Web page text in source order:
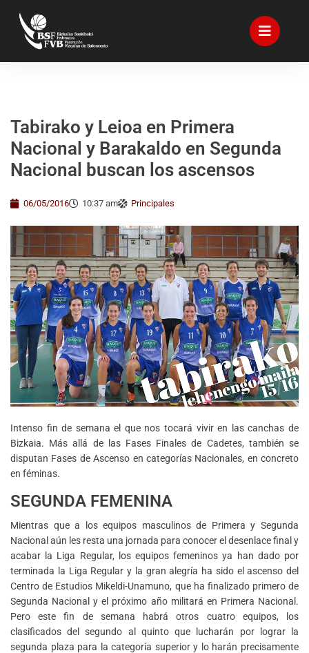
Tabirako y Leioa en Primera
Nacional y Barakaldo en Segunda
Nacional buscan los ascensos
06/05/2016 10:37 am Principales
Intenso fin de semana el que nos tocará vivir en las canchas de
Bizkaia. Más allá de las Fases Finales de Cadetes, también se
disputan Fases de Ascenso en categorías Nacionales, en concreto
en féminas.
SEGUNDA FEMENINA
Mientras que a los equipos masculinos de Primera y Segunda
Nacional aún les resta una jornada para conocer el desenlace final y
acabar la Liga Regular, los equipos femeninos ya han dado por
terminada la Liga Regular y la gran alegría ha sido el ascenso del
Centro de Estudios Mikeldi-Unamuno, que ha finalizado primero de
Segunda Nacional y el próximo año militará en Primera Nacional.
Pero este fin de semana habrá otros cuatro equipos, los
clasificados del segundo al quinto que lucharán por lograr la
segunda plaza para la categoría superior y lo harán precisamente